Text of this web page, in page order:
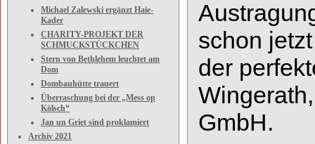
Michael Zalewski ergänzt Haie-
Kader
CHARITY-PROJEKT DER
SCHMUCKSTÜCKCHEN
Stern von Bethlehem leuchtet am
Dom
Dombauhütte trauert
Überraschung bei der „Mess op
Kölsch“
Jan un Griet sind proklamiert
Archiv 2021
schon
der
GmbH.